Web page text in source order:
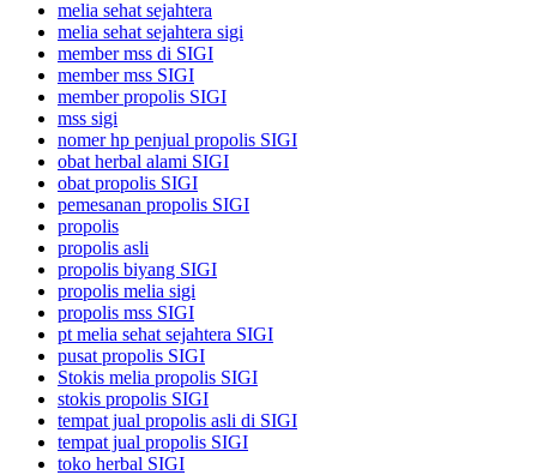
melia sehat sejahtera
melia sehat sejahtera sigi
member mss di SIGI
member mss SIGI
member propolis SIGI
mss sigi
nomer hp penjual propolis SIGI
obat herbal alami SIGI
obat propolis SIGI
pemesanan propolis SIGI
propolis
propolis asli
propolis biyang SIGI
propolis melia sigi
propolis mss SIGI
pt melia sehat sejahtera SIGI
pusat propolis SIGI
Stokis melia propolis SIGI
stokis propolis SIGI
tempat jual propolis asli di SIGI
tempat jual propolis SIGI
toko herbal SIGI